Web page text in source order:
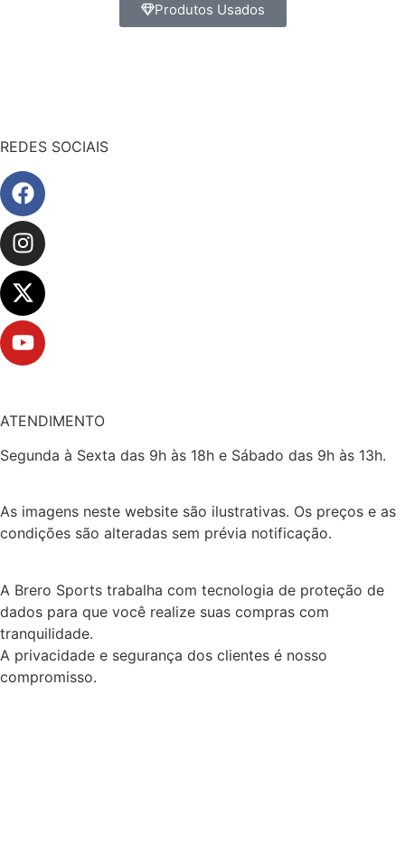
Produtos Usados
REDES SOCIAIS
ATENDIMENTO
Segunda à Sexta das 9h às 18h e Sábado das 9h às 13h.
As imagens neste website são ilustrativas. Os preços e as
condições são alteradas sem prévia notificação.
A Brero Sports trabalha com tecnologia de proteção de
dados para que você realize suas compras com
tranquilidade.
A privacidade e segurança dos clientes é nosso
compromisso.